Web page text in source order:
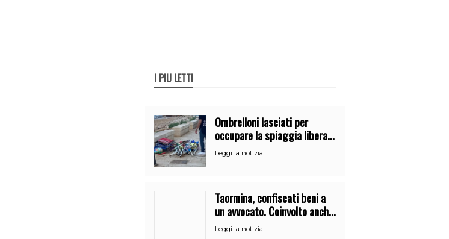
I PIÙ LETTI
Ombrelloni lasciati per
occupare la spiaggia libera.
Maxi sequestro della Guardia
Costiera
Leggi la notizia
Taormina, confiscati beni a
un avvocato. Coinvolto anche
dipendente del Comune
Leggi la notizia